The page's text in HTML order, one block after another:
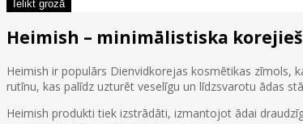
Heimish – minimālistiska
Heimish ir populārs Dienvidkorejas kosmētikas zīmols,
rutīnu, kas palīdz uzturēt veselīgu un līdzsvarotu ādas
Heimish produkti tiek izstrādāti, izmantojot ādai